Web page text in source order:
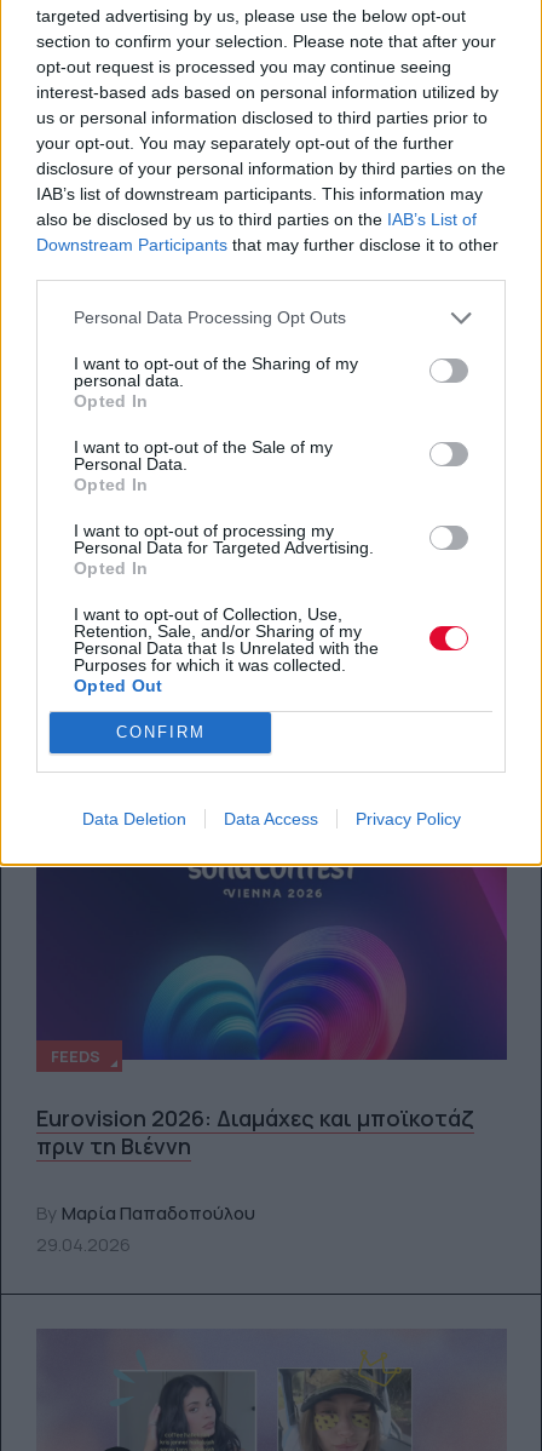
targeted advertising by us, please use the below opt-out
section to confirm your selection. Please note that after your
opt-out request is processed you may continue seeing
interest-based ads based on personal information utilized by
us or personal information disclosed to third parties prior to
your opt-out. You may separately opt-out of the further
disclosure of your personal information by third parties on the
IAB’s list of downstream participants. This information may
also be disclosed by us to third parties on the IAB’s List of
Downstream Participants that may further disclose it to other
Personal Data Processing Opt Outs
I want to opt-out of the Sharing of my
personal data.
Opted In
I want to opt-out of the Sale of my
Personal Data.
Opted In
I want to opt-out of processing my
Personal Data for Targeted Advertising.
Opted In
I want to opt-out of Collection, Use,
Retention, Sale, and/or Sharing of my
Personal Data that Is Unrelated with the
Purposes for which it was collected.
Opted Out
CONFIRM
Data Deletion Data Access Privacy Policy
Lana Del Rey - Το “First Light” φέρνει τον
ήχο του James Bond σε νέα εποχή
By Μαρία Παπαδοπούλου
30.04.2026
FEEDS
Mythos X Bloody Hawk: Μία νέα limited
συνεργασία που έγινε viral
Μαρία Παπαδοπούλου
29.04.2026
FEEDS
Eurovision 2026: Διαμάχες και μποϊκοτάζ
πριν τη Βιέννη
By Μαρία Παπαδοπούλου
29.04.2026